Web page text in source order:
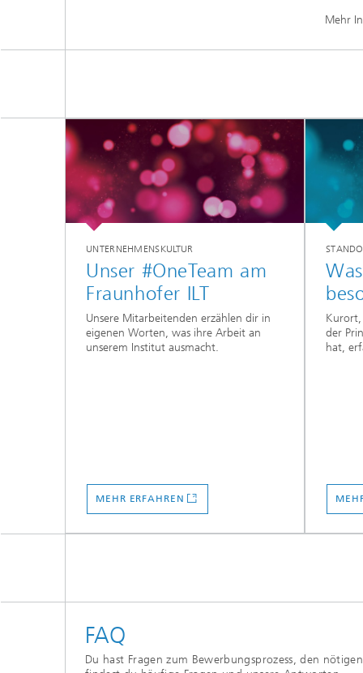
Mehr
UNTERNEHMENSKULTUR
Unser #OneTeam am
Fraunhofer ILT
Unsere Mitarbeitenden erzählen dir in
eigenen Worten, was ihre Arbeit an
unserem Institut ausmacht.
MEHR ERFAHREN
Kurort,
der
hat,
FAQ
Du hast Fragen zum Bewerbungsprozess, den